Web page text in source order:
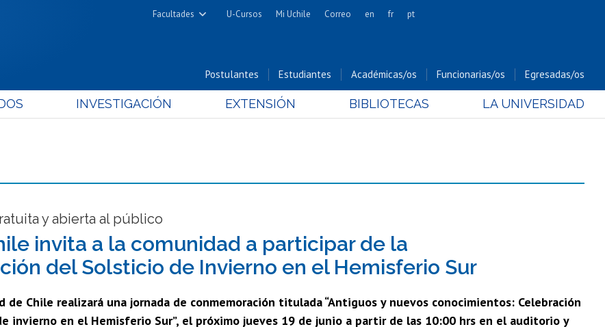
Facultades
Cs. Físicas y Matemáticas
Cs. Forestales y Conservación
Cs. Químicas y Farmacéuticas
Cs. Sociales
Estudios Avanzados en Educación
Nutrición y Tecnología de
Alimentos
Bachillerato
Hospital Clínico
U-Cursos Mi Uchile Correo en fr pt
Postulantes Estudiantes Académicas/os Funcionarias/os Egresadas/os
INVESTIGACIÓN EXTENSIÓN BIBLIOTECAS LA UNIVERSIDAD
y abierta al público
invita a la comunidad a participar de la
del Solsticio de Invierno en el Hemisferio Sur
de Chile realizará una jornada de conmemoración titulada “Antiguos y nuevos conocimientos: Celebración
invierno en el Hemisferio Sur”, el próximo jueves 19 de junio a partir de las 10:00 hrs en el auditorio y